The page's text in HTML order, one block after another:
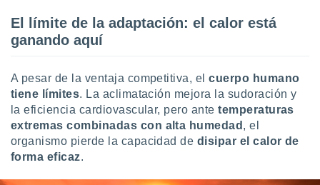
El límite de la adaptación: el calor está
ganando aquí
A pesar de la ventaja competitiva, elcuerpo humano
tiene límites. La aclimatación mejora la sudoración y
la eficiencia cardiovascular, pero antetemperaturas
extremas combinadas con alta humedad , el
organismo pierde la capacidad de disipar el calor de
forma eficaz.